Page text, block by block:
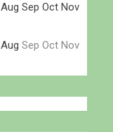
Aug Sep Oct Nov
Aug Sep Oct Nov